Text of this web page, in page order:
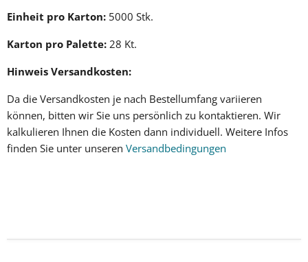
Einheit pro Karton: 5000 Stk.
Karton pro Palette: 28 Kt.
Hinweis Versandkosten:
Da die Versandkosten je nach Bestellumfang variieren
können, bitten wir Sie uns persönlich zu kontaktieren. Wir
kalkulieren Ihnen die Kosten dann individuell. Weitere Infos
finden Sie unter unseren Versandbedingungen